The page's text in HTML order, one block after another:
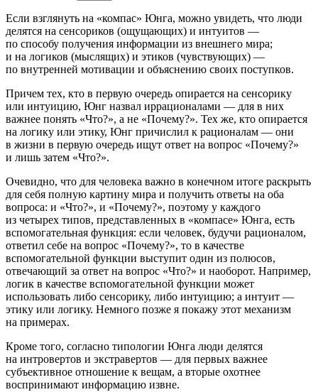
Если взглянуть на «компас» Юнга, можно увидеть, что люди
делятся на сенсориков (ощущающих) и интуитов —
по способу получения информации из внешнего мира;
и на логиков (мыслящих) и этиков (чувствующих) —
по внутренней мотивации и объяснению своих поступков.
Причем тех, кто в первую очередь опирается на сенсорику
или интуицию, Юнг назвал иррационалами — для в них
важнее понять «Что?», а не «Почему?». Тех же, кто опирается
на логику или этику, Юнг причислил к рационалам — они
в жизни в первую очередь ищут ответ на вопрос «Почему?»
и лишь затем «Что?».
Очевидно, что для человека важно в конечном итоге раскрыть
для себя полную картину мира и получить ответы на оба
вопроса: и «Что?», и «Почему?», поэтому у каждого
из четырех типов, представленных в «компасе» Юнга, есть
вспомогательная функция: если человек, будучи рационалом,
ответил себе на вопрос «Почему?», то в качестве
вспомогательной функции выступит один из полюсов,
отвечающий за ответ на вопрос «Что?» и наоборот. Например,
логик в качестве вспомогательной функции может
использовать либо сенсорику, либо интуицию; а интуит —
этику или логику. Немного позже я покажу этот механизм
на примерах.
Кроме того, согласно типологии Юнга люди делятся
на интровертов и экстравертов — для первых важнее
субъективное отношение к вещам, а вторые охотнее
воспринимают информацию извне.